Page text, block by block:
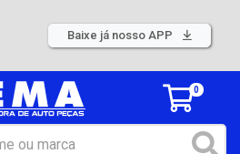
Baixe já nosso APP
0